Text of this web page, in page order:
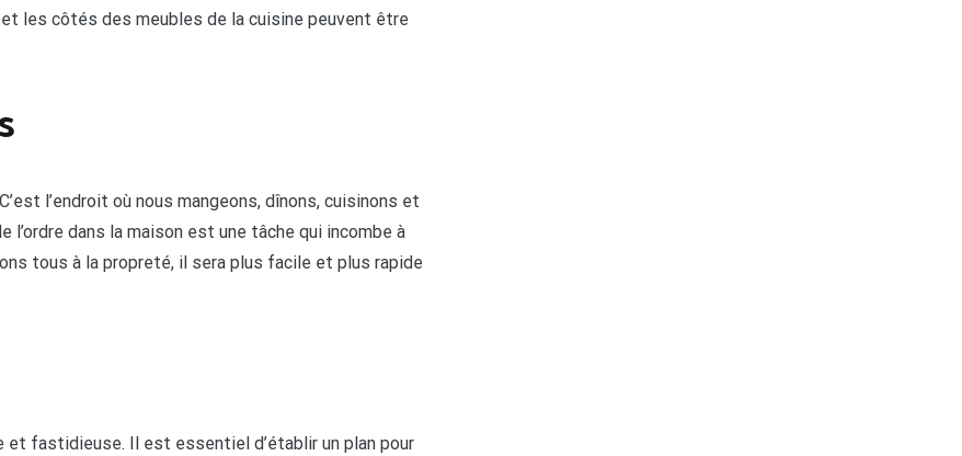
les côtés des meubles de la cuisine peuvent être
l’endroit où nous mangeons, dînons, cuisinons et
dans la maison est une tâche qui incombe à
tous à la propreté, il sera plus facile et plus rapide
et fastidieuse. Il est essentiel d’établir un plan pour